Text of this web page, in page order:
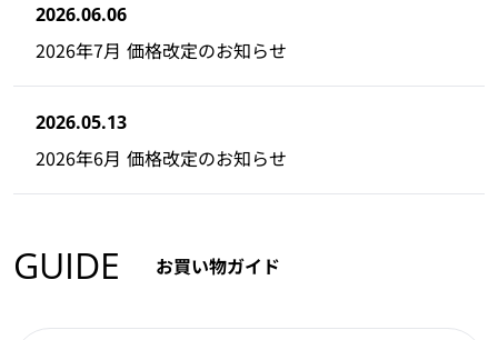
2026.06.06
2026年7月 価格改定のお知らせ
2026.05.13
2026年6月 価格改定のお知らせ
GUIDE お買い物ガイド